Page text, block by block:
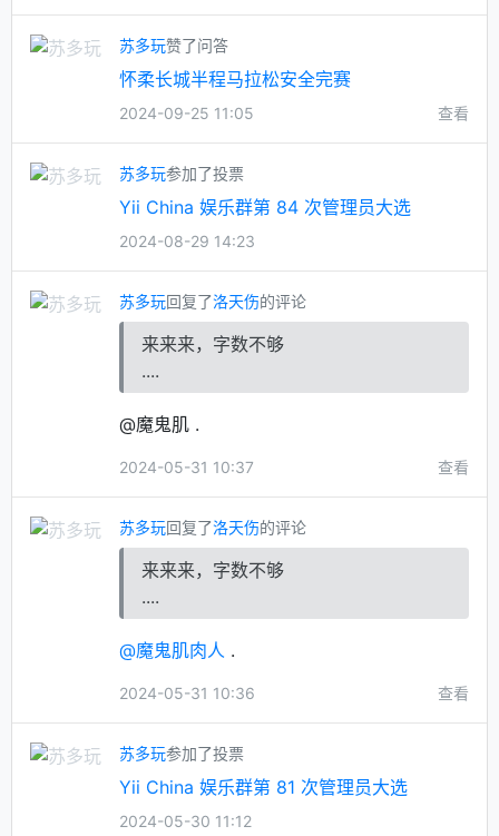
苏多玩赞了问答
怀柔长城半程马拉松安全完赛
2024-09-25 11:05 查看
苏多玩参加了投票
Yii China 娱乐群第 84 次管理员大选
2024-08-29 14:23
苏多玩回复了洛天伤的评论
来来来，字数不够
....
@魔鬼肌 .
2024-05-31 10:37 查看
苏多玩回复了洛天伤的评论
来来来，字数不够
....
@魔鬼肌肉人 .
2024-05-31 10:36 查看
苏多玩参加了投票
Yii China 娱乐群第 81 次管理员大选
2024-05-30 11:12